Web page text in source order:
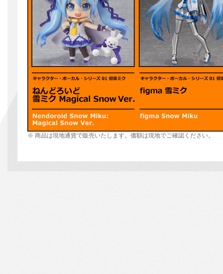
※ 商品は現地通貨で販売いたします。価額は現地でご確認ください。